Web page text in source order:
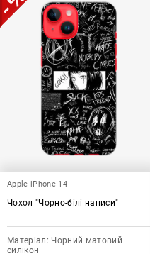
Apple iPhone 14
Чохол "Чорно-білі написи"
Матеріал: Чорний матовий
силікон